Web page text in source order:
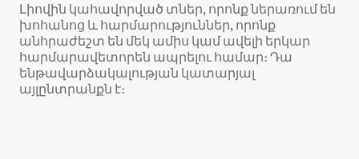
Լիովին կահավորված տներ, որոնք ներառում են
խոհանոց և հարմարություններ, որոնք
անհրաժեշտ են մեկ ամիս կամ ավելի երկար
հարմարավետորեն ապրելու համար։ Դա
ենթավարձակալության կատարյալ
այլընտրանքն է։